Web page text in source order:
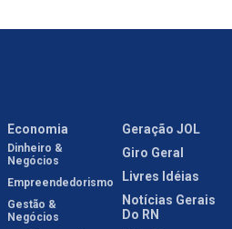
Economia
Dinheiro &
Negócios
Empreendedorismo
Gestão &
Negócios
Geração JOL
Giro Geral
Livres Idéias
Notícias Gerais
Do RN